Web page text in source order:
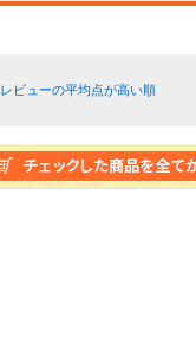
レビューの平均点が高い順